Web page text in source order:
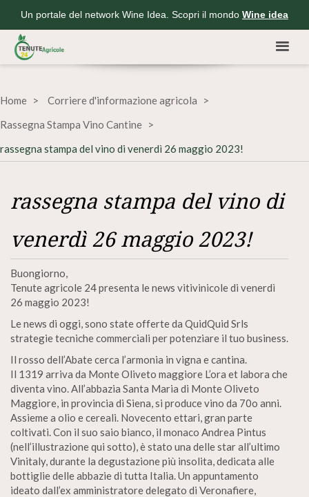
Un portale del network Wine Idea. Scopri il mondo Wine idea
Home
Corriere d'informazione agricola
Rassegna Stampa Vino Cantine
rassegna stampa del vino di venerdì 26 maggio 2023!
rassegna stampa del vino di
venerdì 26 maggio 2023!
Buongiorno,
Tenute agricole 24 presenta le news vitivinicole di venerdì
26 maggio 2023!
Le news di oggi, sono state offerte da QuidQuid Srls
strategie tecniche commerciali per potenziare il tuo business.
Il rosso dell’Abate cerca l’armonia in vigna e cantina.
Il 1319 arriva da Monte Oliveto maggiore L’ora et labora che
diventa vino. All’abbazia Santa Maria di Monte Oliveto
Maggiore, in provincia di Siena, si produce vino da 70o anni.
Assieme a olio e cereali. Novecento ettari, gran parte
coltivati. Con il suo saio bianco, il monaco Andrea Pintus
(nell’illustrazione qui sotto), è stato una delle star all’ultimo
Vinitaly, durante la degustazione più insolita, dedicata alle
bottiglie delle abbazie di tutta Italia. Un appuntamento
ideato dall’ex amministratore delegato di Veronafiere,